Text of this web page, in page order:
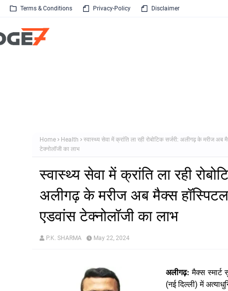
Terms & Conditions Privacy-Policy Disclaimer
Home Health
स्वास्थ्य सेवा में क्रांति ला रही रोबोटिक सर्जरी: अलीगढ़ के मरीज
टेक्नोलॉजी का लाभ
स्वास्थ्य सेवा में क्रांति ला रही
अलीगढ़ के मरीज अब मैक्स
एडवांस टेक्नोलॉजी का लाभ
P.K. SHARMA May 22, 2024
अलीगढ़: मैक्स स्मार्ट
(नई दिल्ली)में